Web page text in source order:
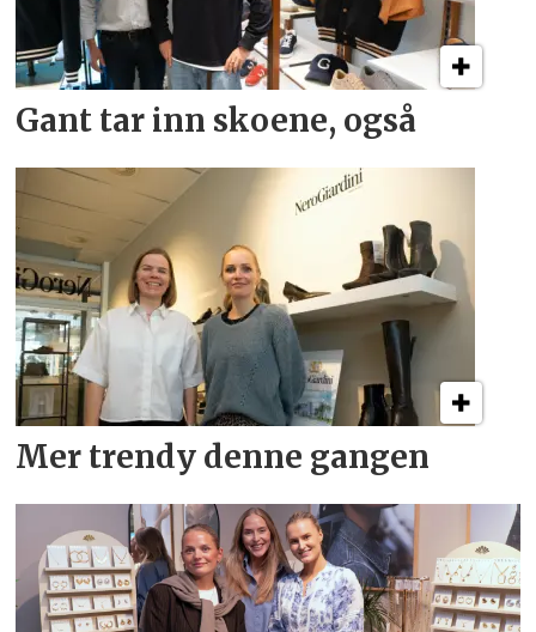
Gant tar inn skoene, også
Mer trendy denne gangen